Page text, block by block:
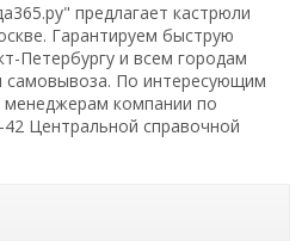
предлагает кастрюли
Гарантируем быструю
Петербургу и всем городам
самовывоза. По интересующим
компании по
Центральной справочной